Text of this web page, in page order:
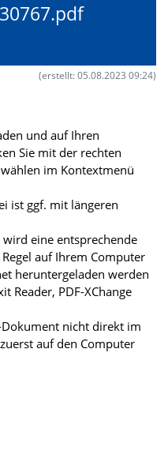
(erstellt: 05.08.2023 09:24)
und auf Ihren
Sie mit der rechten
im Kontextmenü
ist ggf. mit längeren
eine entsprechende
auf Ihrem Computer
heruntergeladen werden
Reader, PDF-XChange
nicht direkt im
auf den Computer